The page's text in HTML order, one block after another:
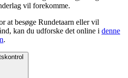
vil forekomme.
at besøge Rundetaarn eller vil
kan du udforske det online i denne
.